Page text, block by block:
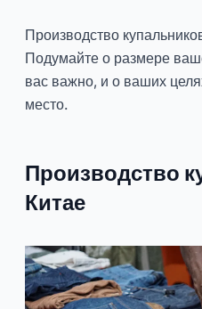
Производство
Подумайте о размере
вас важно, и о ваших
место.
Производство
Китае